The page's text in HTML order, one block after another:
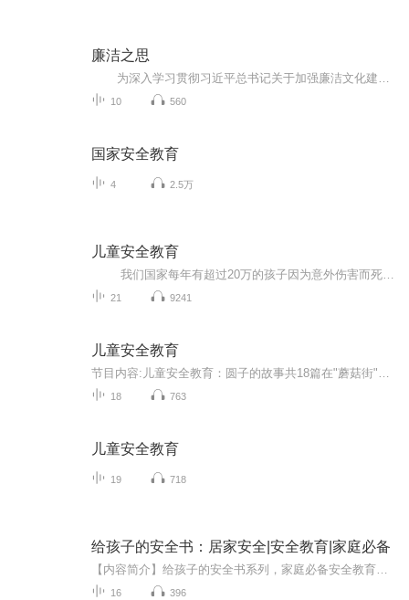
廉洁之思
10 560
国家安全教育
4 2.5万
儿童安全教育
21 9241
儿童安全教育
18 763
儿童安全教育
19 718
给孩子的安全书：居家安全|安全教育|家庭必备
16 396